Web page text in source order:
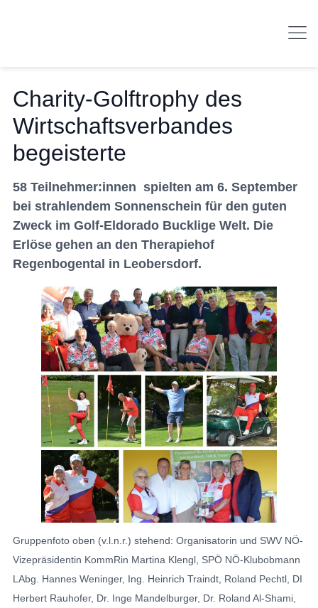
Charity-Golftrophy des
Wirtschaftsverbandes
begeisterte
58 Teilnehmer:innen spielten am 6. September
bei strahlendem Sonnenschein für den guten
Zweck im Golf-Eldorado Bucklige Welt. Die
Erlöse gehen an den Therapiehof
Regenbogental in Leobersdorf.
Gruppenfoto oben (v.l.n.r.) stehend: Organisatorin und SWV NÖ-
Vizepräsidentin KommRin Martina Klengl, SPÖ NÖ-Klubobmann
LAbg. Hannes Weninger, Ing. Heinrich Traindt, Roland Pechtl, DI
Herbert Rauhofer, Dr. Inge Mandelburger, Dr. Roland Al-Shami,